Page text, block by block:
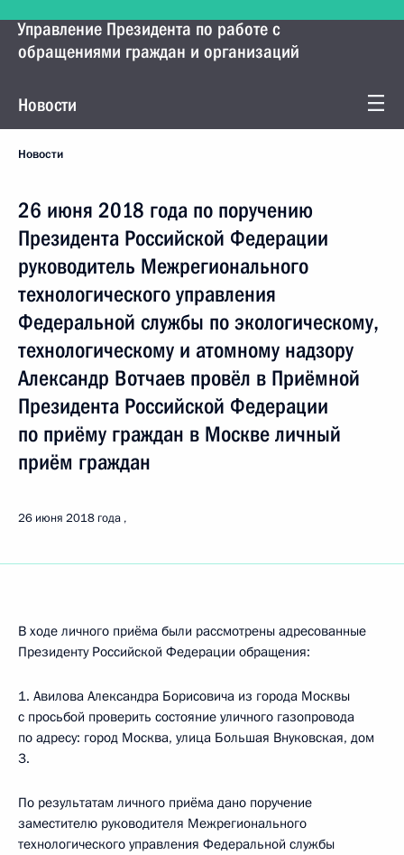
Управление Президента по работе с
обращениями граждан и организаций
Новости
Новости
26 июня 2018 года по поручению
Президента Российской Федерации
руководитель Межрегионального
технологического управления
Федеральной службы по экологическому,
технологическому и атомному надзору
Александр Вотчаев провёл в Приёмной
Президента Российской Федерации
по приёму граждан в Москве личный
приём граждан
26 июня 2018 года
В ходе личного приёма были рассмотрены адресованные
Президенту Российской Федерации обращения:
1. Авилова Александра Борисовича из города Москвы
с просьбой проверить состояние уличного газопровода
по адресу: город Москва, улица Большая Внуковская, дом
3.
По результатам личного приёма дано поручение
заместителю руководителя Межрегионального
технологического управления Федеральной службы